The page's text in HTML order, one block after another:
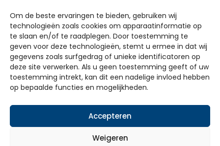
Om de beste ervaringen te bieden, gebruiken wij
technologieën zoals cookies om apparaatinformatie op
te slaan en/of te raadplegen. Door toestemming te
geven voor deze technologieën, stemt u ermee in dat wij
gegevens zoals surfgedrag of unieke identificatoren op
deze site verwerken. Als u geen toestemming geeft of uw
toestemming intrekt, kan dit een nadelige invloed hebben
op bepaalde functies en mogelijkheden.
Accepteren
Weigeren
Bekijk onderhoud
Ontdek de mogelijkheden!
✓ 100% vrijblijvend ✓ Ruim 60 jaar ervaring ✓
Dé totaalinstallateur van Gelderland